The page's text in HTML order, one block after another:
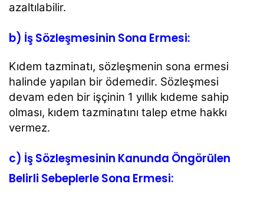
azaltılabilir.
b) İş Sözleşmesinin Sona Ermesi:
Kıdem tazminatı, sözleşmenin sona ermesi
halinde yapılan bir ödemedir. Sözleşmesi
devam eden bir işçinin 1 yıllık kıdeme sahip
olması, kıdem tazminatını talep etme hakkı
vermez.
c) İş Sözleşmesinin Kanunda Öngörülen
Belirli Sebeplerle Sona Ermesi: